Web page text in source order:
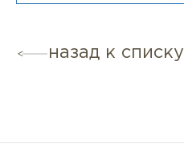
назад к списку